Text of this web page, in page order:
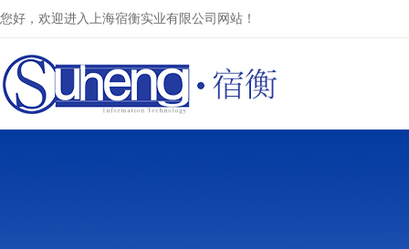
您好，欢迎进入上海宿衡实业有限公司网站！